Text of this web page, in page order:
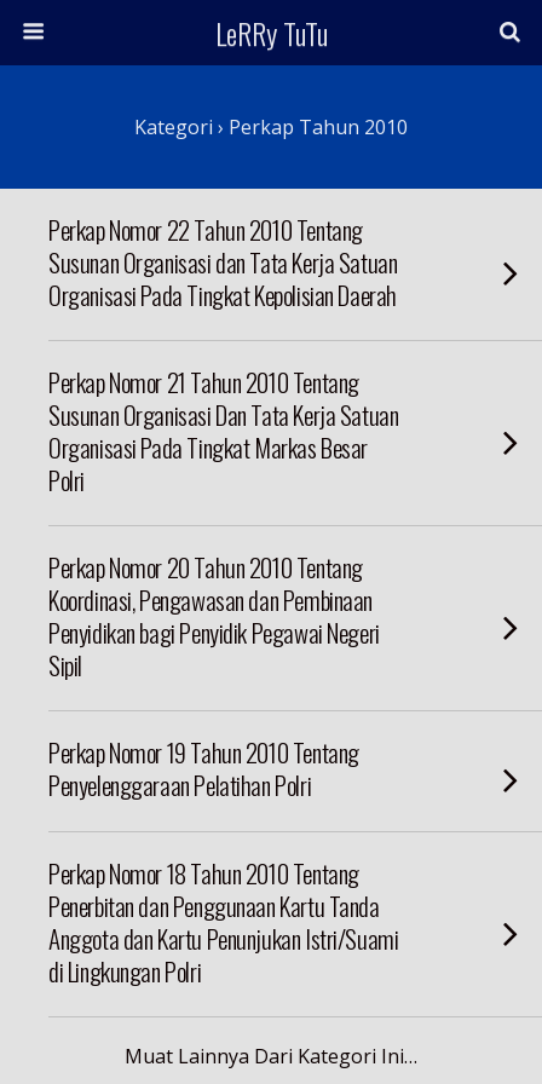
LeRRy TuTu
Kategori › Perkap Tahun 2010
Perkap Nomor 22 Tahun 2010 Tentang
Susunan Organisasi dan Tata Kerja Satuan
Organisasi Pada Tingkat Kepolisian Daerah
Perkap Nomor 21 Tahun 2010 Tentang
Susunan Organisasi Dan Tata Kerja Satuan
Organisasi Pada Tingkat Markas Besar
Polri
Perkap Nomor 20 Tahun 2010 Tentang
Koordinasi, Pengawasan dan Pembinaan
Penyidikan bagi Penyidik Pegawai Negeri
Sipil
Perkap Nomor 19 Tahun 2010 Tentang
Penyelenggaraan Pelatihan Polri
Perkap Nomor 18 Tahun 2010 Tentang
Penerbitan dan Penggunaan Kartu Tanda
Anggota dan Kartu Penunjukan Istri/Suami
di Lingkungan Polri
Muat Lainnya Dari Kategori Ini…